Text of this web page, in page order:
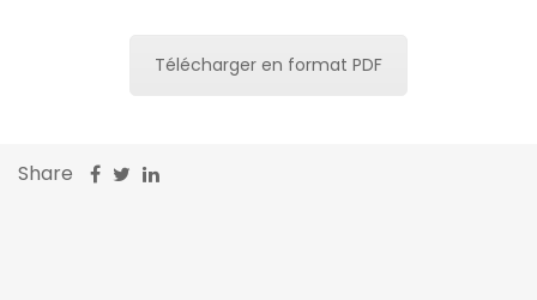
Télécharger en format PDF
Share